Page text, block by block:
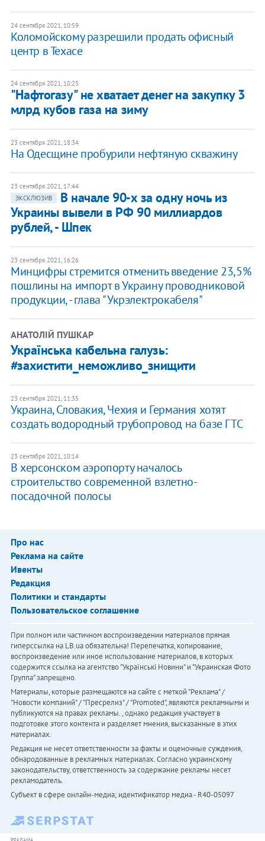
24 сентября 2021, 10:59
Коломойскому разрешили продать офисный
центр в Техасе
24 сентября 2021, 10:25
"Нафтогазу" не хватает денег на закупку 3
млрд кубов газа на зиму
23 сентября 2021, 18:34
На Одесщине пробурили нефтяную скважину
23 сентября 2021, 17:44
ЭКСКЛЮЗИВ
В начале 90-х за одну ночь из
Украины вывели в РФ 90 миллиардов
рублей, - Шпек
23 сентября 2021, 16:26
Минцифры стремится отменить введение 23,5%
пошлины на импорт в Украину проводниковой
продукции, - глава "Укрэлектрокабеля"
АНАТОЛІЙ ПУШКАР
Українська кабельна галузь:
#захистити_неможливо_знищити
23 сентября 2021, 11:35
Украина, Словакия, Чехия и Германия хотят
создать водородный трубопровод на базе ГТС
23 сентября 2021, 10:14
В херсонском аэропорту началось
строительство современной взлетно-
посадочной полосы
Про нас
Реклама на сайте
Ивенты
Редакция
Политики и стандарты
Пользовательское соглашение
При полном или частичном воспроизведении материалов прямая
гиперссылка на LB.ua обязательна! Перепечатка, копирование,
воспроизведение или иное использование материалов, в которых
содержится ссылка на агентство "Українськi Новини" и "Украинская Фото
Группа" запрещено.
Материалы, которые размещаются на сайте с меткой "Реклама" /
"Новости компаний" / "Пресрелиз" / "Promoted", являются рекламными и
публикуются на правах рекламы. , однако редакция участвует в
подготовке этого контента и разделяет мнения, высказанные в этих
материалах.
Редакция не несет ответственности за факты и оценочные суждения,
обнародованные в рекламных материалах. Согласно украинскому
законодательству, ответственность за содержание рекламы несет
рекламодатель.
Субъект в сфере онлайн-медиа; идентификатор медиа - R40-05097